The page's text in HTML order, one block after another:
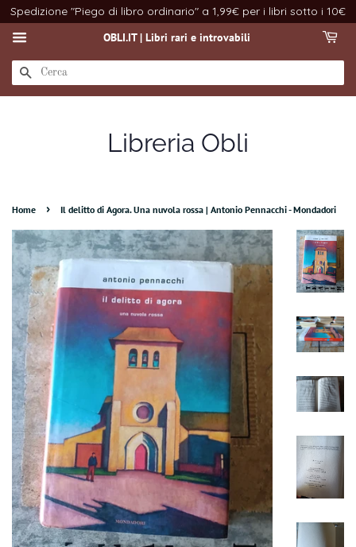
Spedizione "Piego di libro ordinario" a 1,99€ per i libri sotto i 10€
OBLI.IT | Libri rari e introvabili
CERCA
Libreria Obli
Home › Il delitto di Agora. Una nuvola rossa | Antonio Pennacchi - Mondadori